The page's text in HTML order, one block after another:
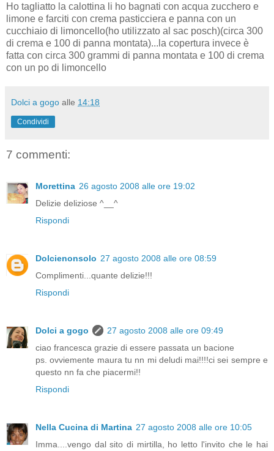
Ho tagliatto la calottina li ho bagnati con acqua zucchero e
limone e farciti con crema pasticciera e panna con un
cucchiaio di limoncello(ho utilizzato al sac posch)(circa 300
di crema e 100 di panna montata)...la copertura invece è
fatta con circa 300 grammi di panna montata e 100 di crema
con un po di limoncello
Dolci a gogo alle 14:18
Condividi
7 commenti:
Morettina 26 agosto 2008 alle ore 19:02
Delizie deliziose ^__^
Rispondi
Dolcienonsolo 27 agosto 2008 alle ore 08:59
Complimenti...quante delizie!!!
Rispondi
Dolci a gogo
27 agosto 2008 alle ore 09:49
ciao francesca grazie di essere passata un bacione
ps. ovviemente maura tu nn mi deludi mai!!!!ci sei sempre e
questo nn fa che piacermi!!
Rispondi
Nella Cucina di Martina 27 agosto 2008 alle ore 10:05
Imma....vengo dal sito di mirtilla, ho letto l'invito che le hai